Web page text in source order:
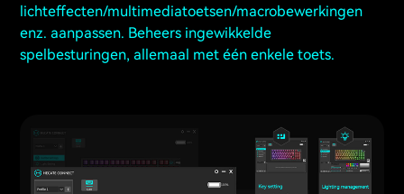
lichteffecten/multimediatoetsen/macrobewerkingen
enz. aanpassen. Beheers ingewikkelde
spelbesturingen, allemaal met één enkele toets.